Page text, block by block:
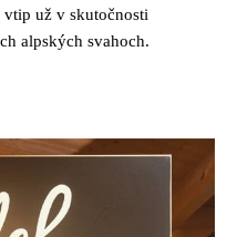
už v skutočnosti
alpských svahoch.